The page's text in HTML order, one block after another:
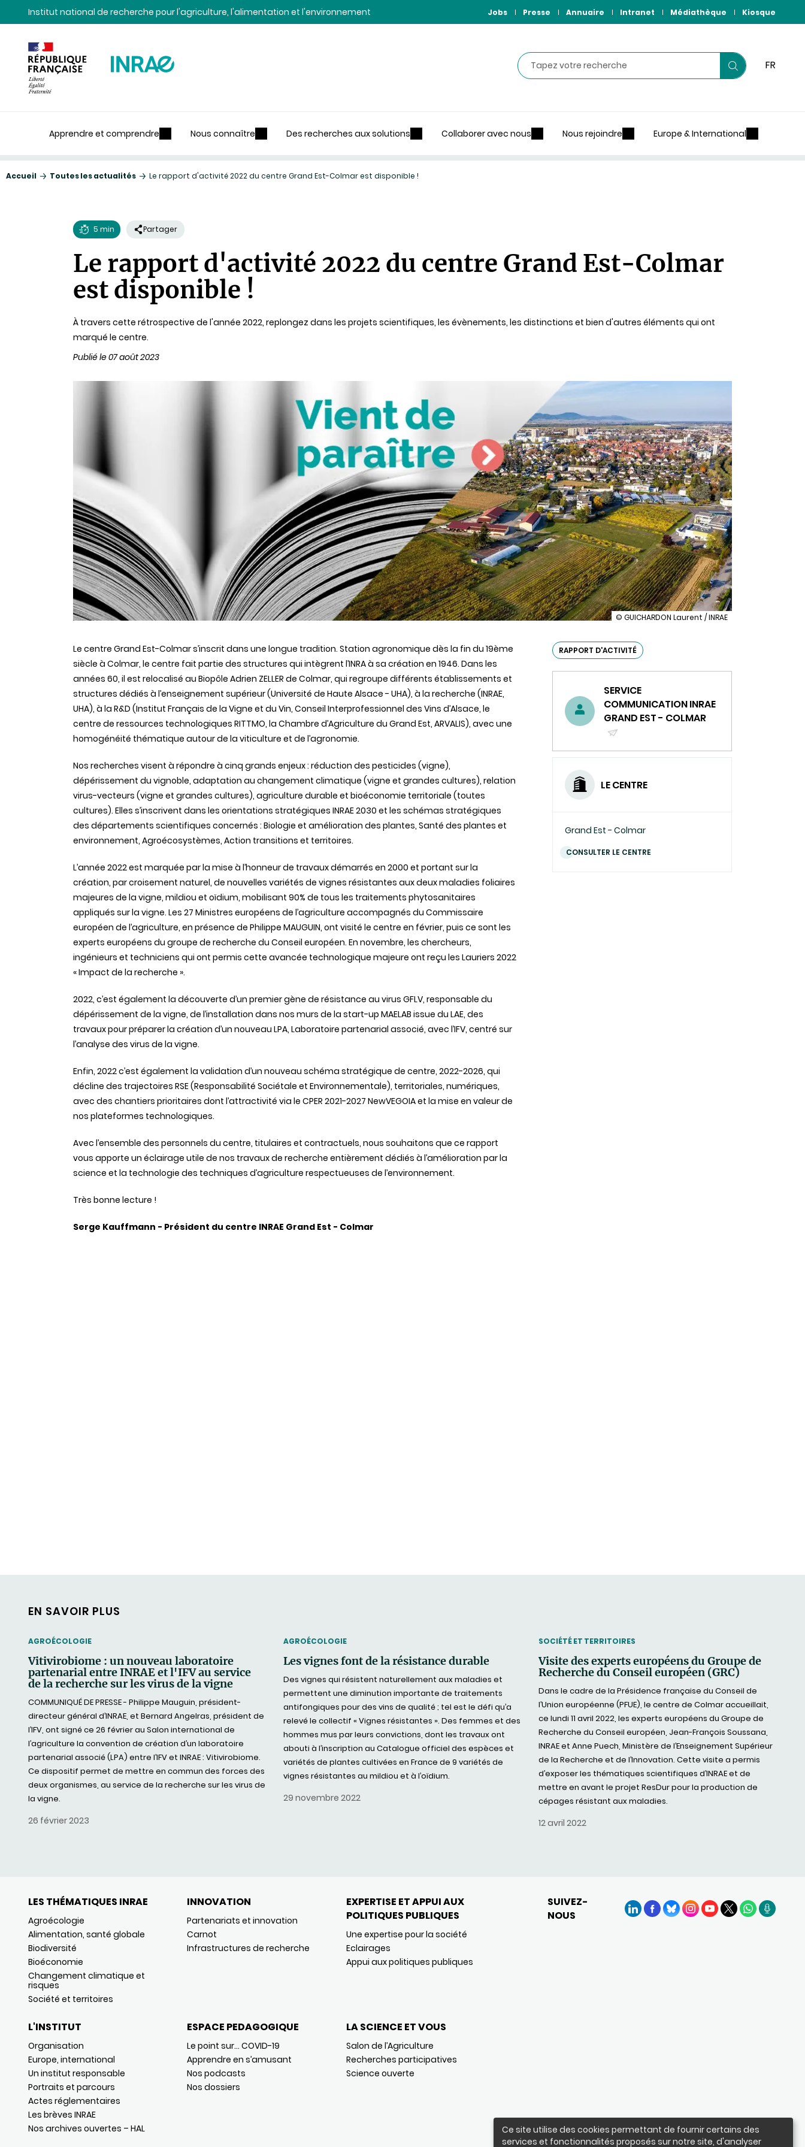
Ce site utilise des cookies permettant de fournir certains des
services et fonctionnalités proposés sur notre site, d'analyser
Contenu
Recherche
NavigationInstitut national de recherche pour l'agriculture, l'alimentation et l'environnement Jobs Presse Annuaire Intranet Médiathèque Kiosque
Rechercher
Lancer
FR
Apprendre et comprendre Nous connaître Des recherches aux solutions Collaborer avec nous Nous rejoindre Europe & International
Accueil Toutes les actualités Le rapport d'activité 2022 du centre Grand Est-Colmar est disponible !
5 min Partager
Le rapport d'activité 2022 du centre Grand Est-Colmar
est disponible !
À travers cette rétrospective de l'année 2022, replongez dans les projets scientifiques, les évènements, les distinctions et bien d'autres éléments qui ont
marqué le centre.
Publié le 07 août 2023
illustration
d'activité
2022
Grand
Est-
Colmar
est
disponible
© GUICHARDON Laurent / INRAE
Le centre Grand Est-Colmar s’inscrit dans une longue tradition. Station agronomique dès la fin du 19ème
siècle à Colmar, le centre fait partie des structures qui intègrent l’INRA à sa création en 1946. Dans les
années 60, il est relocalisé au Biopôle Adrien ZELLER de Colmar, qui regroupe différents établissements et
structures dédiés à l’enseignement supérieur (Université de Haute Alsace - UHA), à la recherche (INRAE,
UHA), à la R&D (Institut Français de la Vigne et du Vin, Conseil Interprofessionnel des Vins d’Alsace, le
centre de ressources technologiques RITTMO, la Chambre d’Agriculture du Grand Est, ARVALIS), avec une
homogénéité thématique autour de la viticulture et de l’agronomie.
Nos recherches visent à répondre à cinq grands enjeux : réduction des pesticides (vigne),
dépérissement du vignoble, adaptation au changement climatique (vigne et grandes cultures), relation
virus-vecteurs (vigne et grandes cultures), agriculture durable et bioéconomie territoriale (toutes
cultures). Elles s’inscrivent dans les orientations stratégiques INRAE 2030 et les schémas stratégiques
des départements scientifiques concernés : Biologie et amélioration des plantes, Santé des plantes et
environnement, Agroécosystèmes, Action transitions et territoires.
L’année 2022 est marquée par la mise à l’honneur de travaux démarrés en 2000 et portant sur la
création, par croisement naturel, de nouvelles variétés de vignes résistantes aux deux maladies foliaires
majeures de la vigne, mildiou et oïdium, mobilisant 90% de tous les traitements phytosanitaires
appliqués sur la vigne. Les 27 Ministres européens de l’agriculture accompagnés du Commissaire
européen de l’agriculture, en présence de Philippe MAUGUIN, ont visité le centre en février, puis ce sont les
experts européens du groupe de recherche du Conseil européen. En novembre, les chercheurs,
ingénieurs et techniciens qui ont permis cette avancée technologique majeure ont reçu les Lauriers 2022
« Impact de la recherche ».
2022, c’est également la découverte d’un premier gène de résistance au virus GFLV, responsable du
dépérissement de la vigne, de l’installation dans nos murs de la start-up MAELAB issue du LAE, des
travaux pour préparer la création d’un nouveau LPA, Laboratoire partenarial associé, avec l’IFV, centré sur
l’analyse des virus de la vigne.
Enfin, 2022 c’est également la validation d’un nouveau schéma stratégique de centre, 2022-2026, qui
décline des trajectoires RSE (Responsabilité Sociétale et Environnementale), territoriales, numériques,
avec des chantiers prioritaires dont l’attractivité via le CPER 2021-2027 NewVEGOIA et la mise en valeur de
nos plateformes technologiques.
Avec l’ensemble des personnels du centre, titulaires et contractuels, nous souhaitons que ce rapport
vous apporte un éclairage utile de nos travaux de recherche entièrement dédiés à l’amélioration par la
science et la technologie des techniques d’agriculture respectueuses de l’environnement.
Très bonne lecture !
Serge Kauffmann - Président du centre INRAE Grand Est - Colmar
RAPPORT D'ACTIVITÉ
SERVICE
COMMUNICATION INRAE
GRAND EST - COLMAR
UN
LE CENTRE
Grand Est - Colmar
CONSULTER LE CENTRE
EN SAVOIR PLUS
THEMATIC
AGROÉCOLOGIE
Vitivirobiome : un nouveau laboratoire
partenarial entre INRAE et l'IFV au service
de la recherche sur les virus de la vigne
COMMUNIQUÉ DE PRESSE - Philippe Mauguin, président-
directeur général d’INRAE, et Bernard Angelras, président de
l’IFV, ont signé ce 26 février au Salon international de
l’agriculture la convention de création d’un laboratoire
partenarial associé (LPA) entre l’IFV et INRAE : Vitivirobiome.
Ce dispositif permet de mettre en commun des forces des
deux organismes, au service de la recherche sur les virus de
la vigne.
26 février 2023
THEMATIC
AGROÉCOLOGIE
Les vignes font de la résistance durable
Des vignes qui résistent naturellement aux maladies et
permettent une diminution importante de traitements
antifongiques pour des vins de qualité ; tel est le défi qu’a
relevé le collectif « Vignes résistantes ». Des femmes et des
hommes mus par leurs convictions, dont les travaux ont
abouti à l’inscription au Catalogue officiel des espèces et
variétés de plantes cultivées en France de 9 variétés de
vignes résistantes au mildiou et à l’oïdium.
29 novembre 2022
THEMATIC
SOCIÉTÉ ET TERRITOIRES
Visite des experts européens du Groupe de
Recherche du Conseil européen (GRC)
Dans le cadre de la Présidence française du Conseil de
l’Union européenne (PFUE), le centre de Colmar accueillait,
ce lundi 11 avril 2022, les experts européens du Groupe de
Recherche du Conseil européen, Jean-François Soussana,
INRAE et Anne Puech, Ministère de l’Enseignement Supérieur
de la Recherche et de l’Innovation. Cette visite a permis
d’exposer les thématiques scientifiques d’INRAE et de
mettre en avant le projet ResDur pour la production de
cépages résistant aux maladies.
12 avril 2022
LES THÉMATIQUES INRAE
Agroécologie
Alimentation, santé globale
Biodiversité
Bioéconomie
Changement climatique et
risques
Société et territoires
INNOVATION
Partenariats et innovation
Carnot
Infrastructures de recherche
EXPERTISE ET APPUI AUX
POLITIQUES PUBLIQUES
Une expertise pour la société
Eclairages
Appui aux politiques publiques
L'INSTITUT
Organisation
Europe, international
Un institut responsable
Portraits et parcours
Actes réglementaires
Les brèves INRAE
Nos archives ouvertes – HAL
ESPACE PEDAGOGIQUE
Le point sur… COVID-19
Apprendre en s’amusant
Nos podcasts
Nos dossiers
LA SCIENCE ET VOUS
Salon de l’Agriculture
Recherches participatives
Science ouverte
SUIVEZ-
NOUS
LinkedInFacebook
BlueSkyInstagram
YouTube
X WhatsApp
Podcasts